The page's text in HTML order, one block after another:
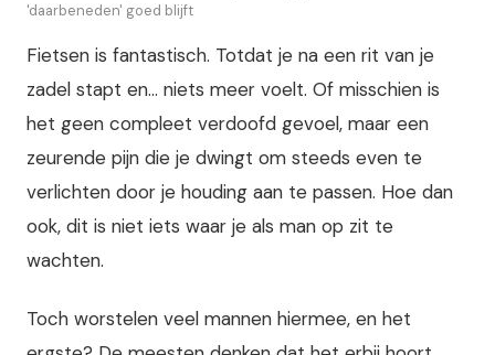
'daarbeneden' goed blijft
Fietsen is fantastisch. Totdat je na een rit van je
zadel stapt en... niets meer voelt. Of misschien is
het geen compleet verdoofd gevoel, maar een
zeurende pijn die je dwingt om steeds even te
verlichten door je houding aan te passen. Hoe dan
ook, dit is niet iets waar je als man op zit te
wachten.
Toch worstelen veel mannen hiermee, en het